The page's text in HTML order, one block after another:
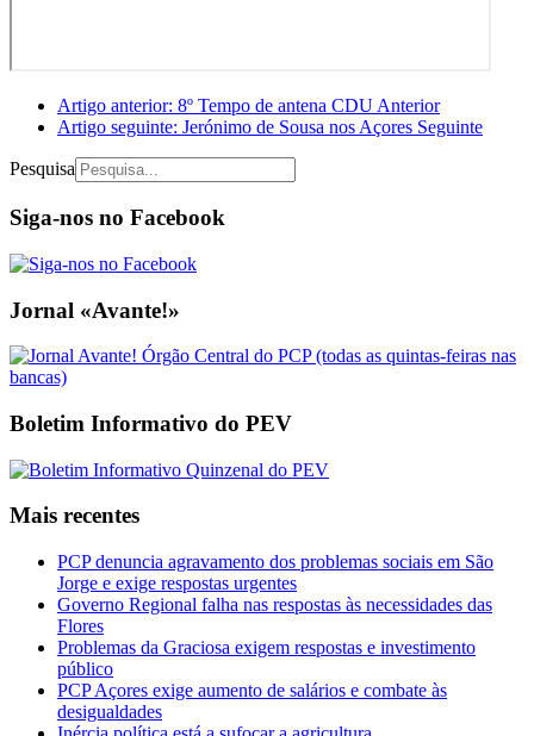
Artigo anterior: 8º Tempo de antena CDUAnterior
Artigo seguinte: Jerónimo de Sousa nos Açores Seguinte
Pesquisa
Siga-nos no Facebook
Jornal «Avante!»
Boletim Informativo do PEV
Mais recentes
PCP denuncia agravamento dos problemas sociais em São
Jorge e exige respostas urgentes
Governo Regional falha nas respostas às necessidades das
Flores
Problemas da Graciosa exigem respostas e investimento
público
PCP Açores exige aumento de salários e combate às
desigualdades